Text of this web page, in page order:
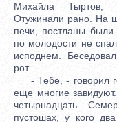
Михайла Тыртов,
Отужинали рано. На
печи, постланы
по молодости не
исподнем.
рот.
- Тебе, - говорил
еще многие
четырнадцать.
пустошах, у кого